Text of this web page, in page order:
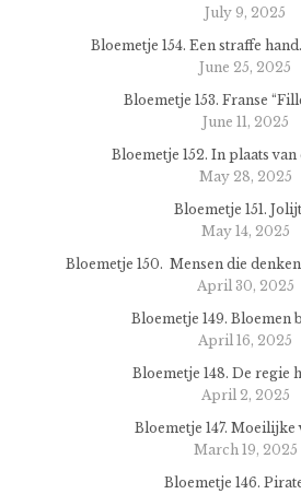
July 9, 2025
Bloemetje 154. Een straffe
June 25, 2025
Bloemetje 153. Franse
June 11, 2025
Bloemetje 152. In plaats van
May 28, 2025
Bloemetje 151.
May 14, 2025
Bloemetje 150. Mensen die
April 30, 2025
Bloemetje 149. Bloemen
April 16, 2025
Bloemetje 148. De regie
April 2, 2025
Bloemetje 147. Moeilijke
March 19, 2025
Bloemetje 146.